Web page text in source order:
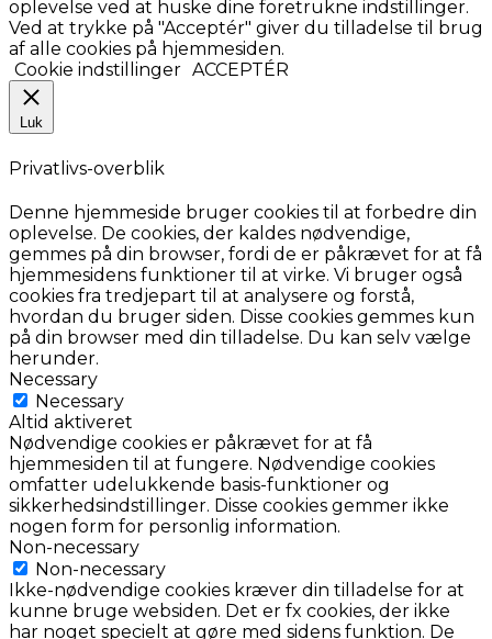
oplevelse ved at huske dine foretrukne indstillinger.
Ved at trykke på "Acceptér" giver du tilladelse til brug
af alle cookies på hjemmesiden.
Cookie indstillinger ACCEPTÉR
Luk
Privatlivs-overblik
Denne hjemmeside bruger cookies til at forbedre din
oplevelse. De cookies, der kaldes nødvendige,
gemmes på din browser, fordi de er påkrævet for at få
hjemmesidens funktioner til at virke. Vi bruger også
cookies fra tredjepart til at analysere og forstå,
hvordan du bruger siden. Disse cookies gemmes kun
på din browser med din tilladelse. Du kan selv vælge
herunder.
Necessary
Necessary
Altid aktiveret
Nødvendige cookies er påkrævet for at få
hjemmesiden til at fungere. Nødvendige cookies
omfatter udelukkende basis-funktioner og
sikkerhedsindstillinger. Disse cookies gemmer ikke
nogen form for personlig information.
Non-necessary
Non-necessary
Ikke-nødvendige cookies kræver din tilladelse for at
kunne bruge websiden. Det er fx cookies, der ikke
har noget specielt at gøre med sidens funktion. De